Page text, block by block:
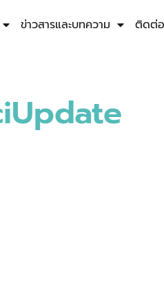
ข่าวสารและบทความ ติดต่อ